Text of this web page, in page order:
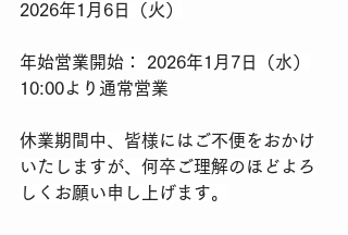
2026年1月6日（火）
​年始営業開始： 2026年1月7日（水）
10:00より通常営業
​休業期間中、皆様にはご不便をおかけ
いたしますが、何卒ご理解のほどよろ
しくお願い申し上げます。